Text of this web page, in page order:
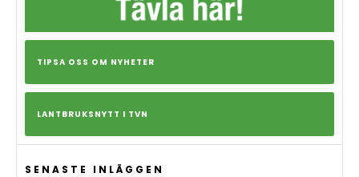
TIPSA OSS OM NYHETER
LANTBRUKSNYTT I TVN
SENASTE INLÄGGEN